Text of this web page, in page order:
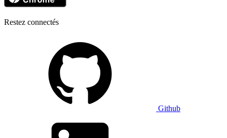
Restez connectés
Github